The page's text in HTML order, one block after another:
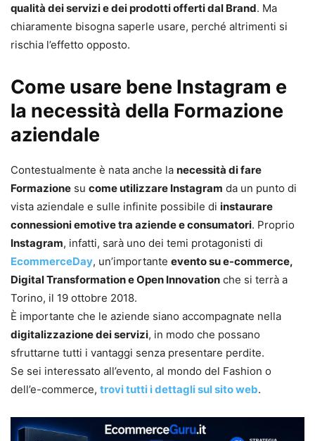
qualità dei servizi e dei prodotti offerti dal Brand. Ma
chiaramente bisogna saperle usare, perché altrimenti si
rischia l’effetto opposto.
Come usare bene Instagram e
la necessità della Formazione
aziendale
Contestualmente è nata anche la necessità di fare
Formazione su come utilizzare Instagram da un punto di
vista aziendale e sulle infinite possibile di instaurare
connessioni emotive tra aziende e consumatori. Proprio
Instagram, infatti, sarà uno dei temi protagonisti di
EcommerceDay, un’importante evento su e-commerce,
Digital Transformation e Open Innovation che si terrà a
Torino, il 19 ottobre 2018.
È importante che le aziende siano accompagnate nella
digitalizzazione dei servizi, in modo che possano
sfruttarne tutti i vantaggi senza presentare perdite.
Se sei interessato all’evento, al mondo del Fashion o
dell’e-commerce, trovi tutti i dettagli sul sito web.